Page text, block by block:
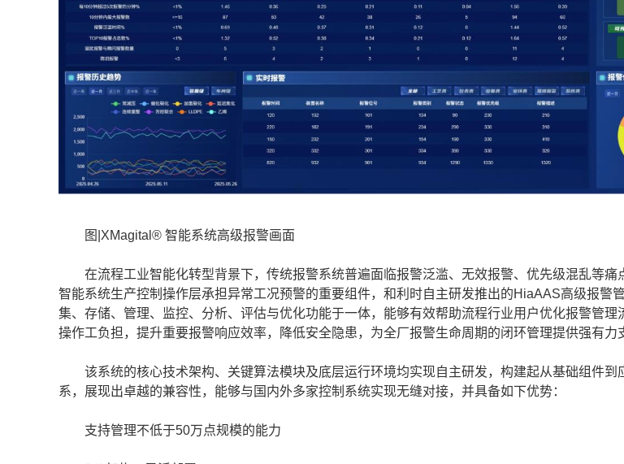
图|XMagital® 智能系统高级报警画面
在流程工业智能化转型背景下，传统报警系统普遍面临报警泛滥、无效报警、优先级混乱等痛
智能系统生产控制操作层承担异常工况预警的重要组件，和利时自主研发推出的HiaAAS高级报警
集、存储、管理、监控、分析、评估与优化功能于一体，能够有效帮助流程行业用户优化报警管理
操作工负担，提升重要报警响应效率，降低安全隐患，为全厂报警生命周期的闭环管理提供强有力
该系统的核心技术架构、关键算法模块及底层运行环境均实现自主研发，构建起从基础组件到
系，展现出卓越的兼容性，能够与国内外多家控制系统实现无缝对接，并具备如下优势：
支持管理不低于50万点规模的能力